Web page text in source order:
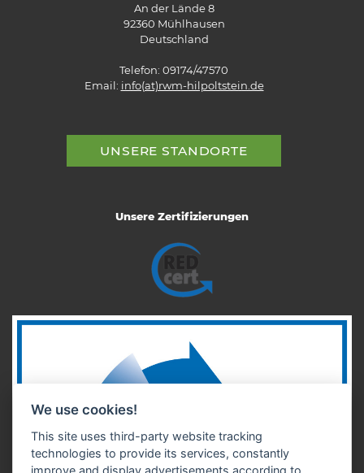
An der Lände 8
92360 Mühlhausen
Deutschland
Telefon: 09174/47570
Email: info(at)rwm-hilpoltstein.de
UNSERE STANDORTE
Unsere Zertifizierungen
We use cookies!
This site uses third-party website tracking
technologies to provide its services, constantly